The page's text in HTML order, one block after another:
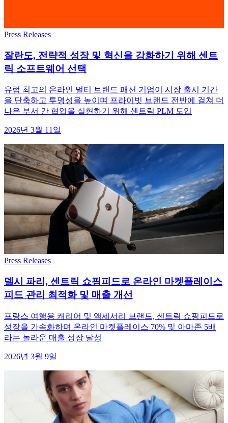
Press Releases
잘란도, 전략적 성장 및 혁신을 강화하기 위해 센트
릭 소프트웨어 선택
유럽 최고의 온라인 멀티 브랜드 패션 기업이 시장 출시 기간
을 단축하고 투명성을 높이며 프라이빗 브랜드 전반에 걸쳐 더
나은 부서 간 협업을 실현하기 위해 센트릭 PLM 도입
2026년 3월 11일
Press Releases
델시 파리, 센트릭 쇼핑피드로 온라인 마켓플레이스
피드 관리 최적화 및 매출 개선
프랑스 여행용 캐리어 및 액세서리 브랜드, 센트릭 쇼핑피드로
성장을 가속화하며 온라인 마켓플레이스 70% 및 아마존 5배
라는 놀라운 매출 성장 달성
2026년 3월 9일